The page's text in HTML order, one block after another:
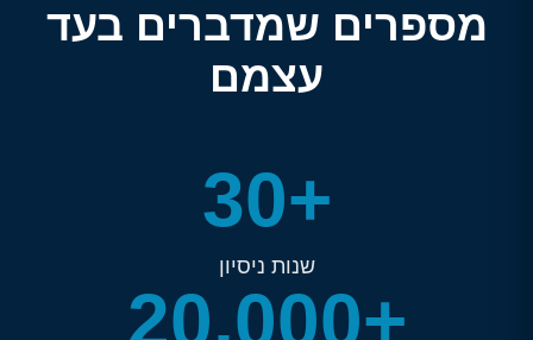
מספרים שמדברים בעד
עצמם
30+
שנות ניסיון
20,000+